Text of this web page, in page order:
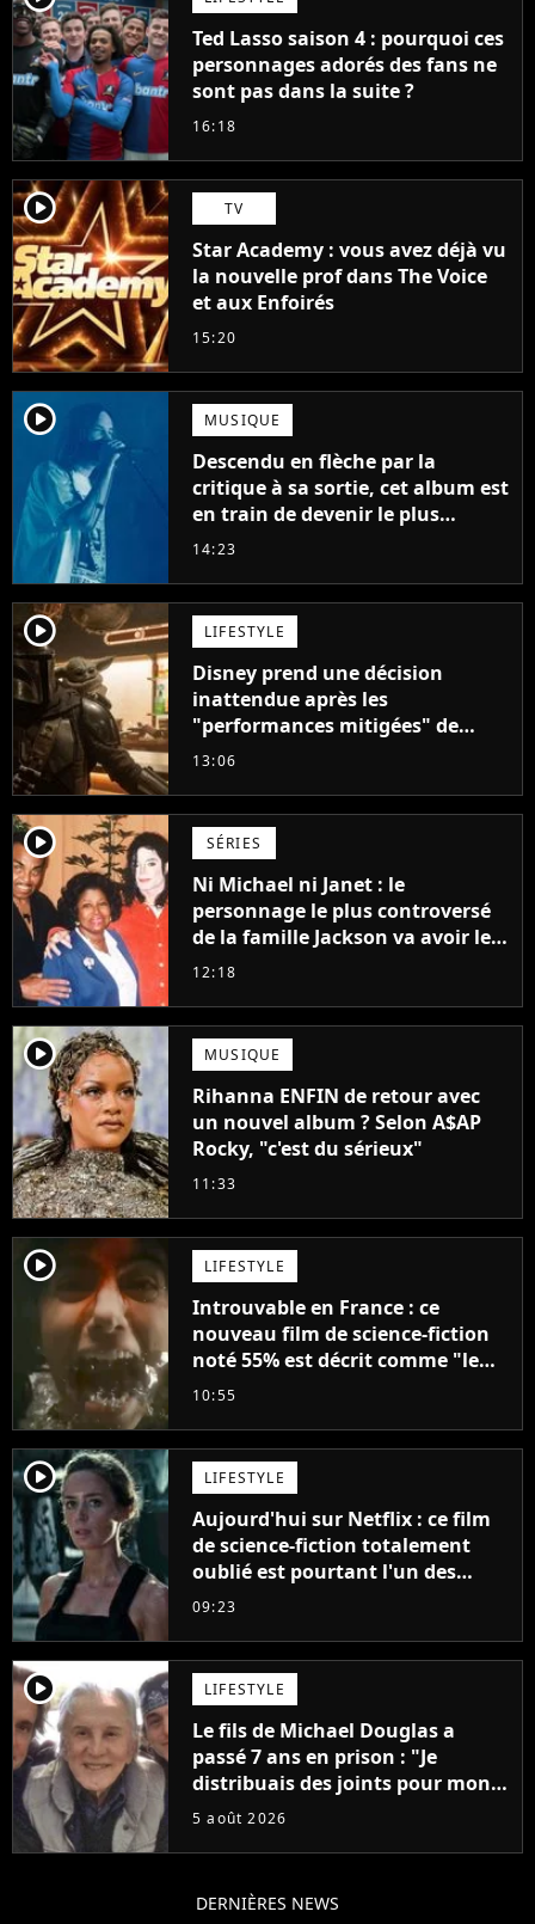
Ted Lasso saison 4 : pourquoi ces
personnages adorés des fans ne
sont pas dans la suite ?
16:18
player2 TV
Star Academy : vous avez déjà vu
la nouvelle prof dans The Voice
et aux Enfoirés
15:20
player2 MUSIQUE
Descendu en flèche par la
critique à sa sortie, cet album est
en train de devenir le plus
populaire de son auteur
14:23
player2 LIFESTYLE
Disney prend une décision
inattendue après les
"performances mitigées" de
Vaiana et The Mandalorian &
13:06
player2 SÉRIES
Ni Michael ni Janet : le
personnage le plus controversé
de la famille Jackson va avoir le
droit à sa propre série
12:18
player2 MUSIQUE
Rihanna ENFIN de retour avec
un nouvel album ? Selon A$AP
Rocky, "c'est du sérieux"
11:33
player2 LIFESTYLE
Introuvable en France : ce
nouveau film de science-fiction
noté 55% est décrit comme "le
plus stupide de l'année"
10:55
player2 LIFESTYLE
Aujourd'hui sur Netflix : ce film
de science-fiction totalement
oublié est pourtant l'un des
meilleurs des années 2010
09:23
player2 LIFESTYLE
Le fils de Michael Douglas a
passé 7 ans en prison : "Je
distribuais des joints pour mon
père"
5 août 2026
DERNIÈRES NEWS